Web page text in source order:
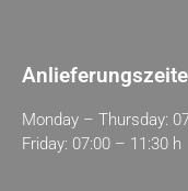
Monday – Thursday:
Friday: 07:00 – 11:30 h